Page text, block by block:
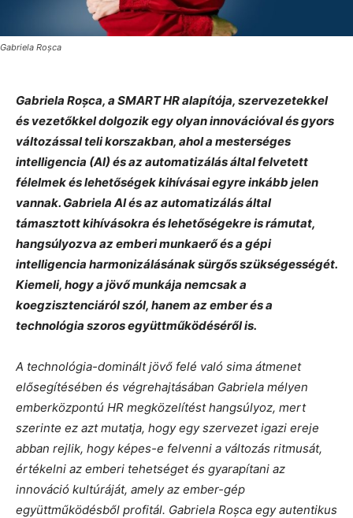
Gabriela Roșca
Gabriela Roșca, a SMART HR alapítója, szervezetekkel
és vezetőkkel dolgozik egy olyan innovációval és gyors
változással teli korszakban, ahol a mesterséges
intelligencia (AI) és az automatizálás által felvetett
félelmek és lehetőségek kihívásai egyre inkább jelen
vannak. Gabriela AI és az automatizálás által
támasztott kihívásokra és lehetőségekre is rámutat,
hangsúlyozva az emberi munkaerő és a gépi
intelligencia harmonizálásának sürgős szükségességét.
Kiemeli, hogy a jövő munkája nemcsak a
koegzisztenciáról szól, hanem az ember és a
technológia szoros együttműködéséről is.
A technológia-dominált jövő felé való sima átmenet
elősegítésében és végrehajtásában Gabriela mélyen
emberközpontú HR megközelítést hangsúlyoz, mert
szerinte ez azt mutatja, hogy egy szervezet igazi ereje
abban rejlik, hogy képes-e felvenni a változás ritmusát,
értékelni az emberi tehetséget és gyarapítani az
innováció kultúráját, amely az ember-gép
együttműködésből profitál. Gabriela Roșca egy autentikus